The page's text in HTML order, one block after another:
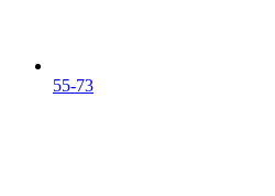
55-73